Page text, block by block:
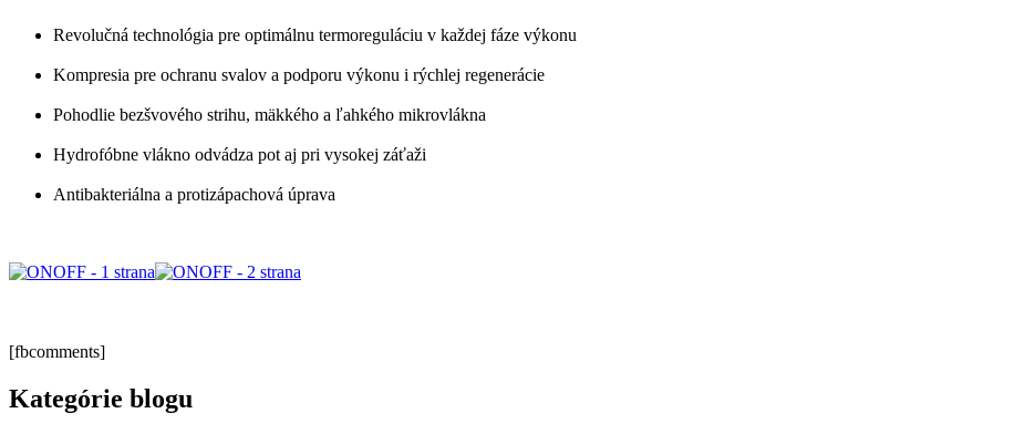
Revolučná technológia pre optimálnu termoreguláciu v každej fáze výkonu
Kompresia pre ochranu svalov a podporu výkonu i rýchlej regenerácie
Pohodlie bezšvového strihu, mäkkého a ľahkého mikrovlákna
Hydrofóbne vlákno odvádza pot aj pri vysokej záťaži
Antibakteriálna a protizápachová úprava
[fbcomments]
Kategórie blogu